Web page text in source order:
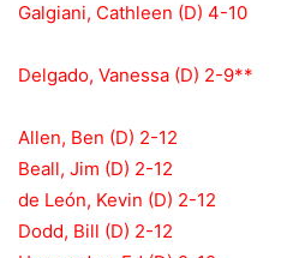
Galgiani, Cathleen (D) 4-10
Delgado, Vanessa (D) 2-9**
Allen, Ben (D) 2-12
Beall, Jim (D) 2-12
de León, Kevin (D) 2-12
Dodd, Bill (D) 2-12